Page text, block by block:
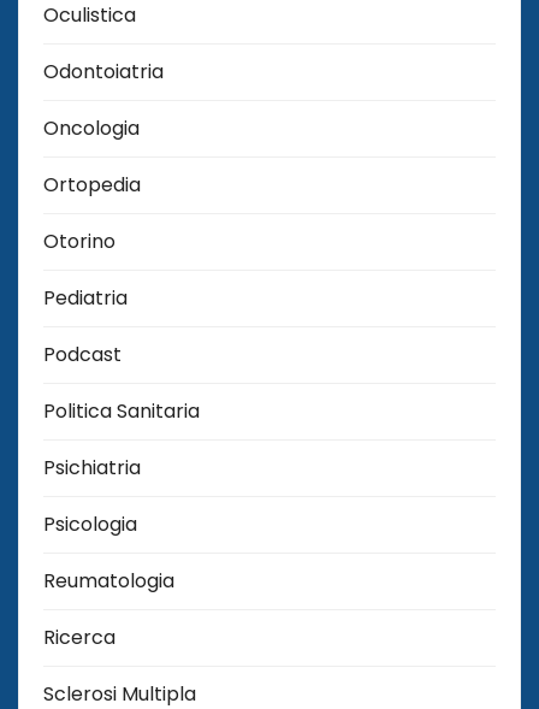
Oculistica
Odontoiatria
Oncologia
Ortopedia
Otorino
Pediatria
Podcast
Politica Sanitaria
Psichiatria
Psicologia
Reumatologia
Ricerca
Sclerosi Multipla